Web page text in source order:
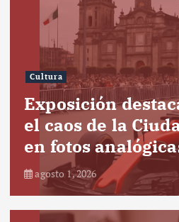
Cultura
Exposición
el caos de la
en fotos
agosto 1, 2026